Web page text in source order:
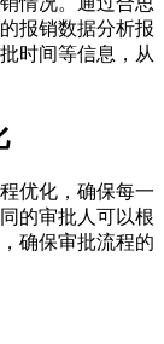
报销数据分析报
时间等信息，从
优化，确保每一
的审批人可以根
确保审批流程的